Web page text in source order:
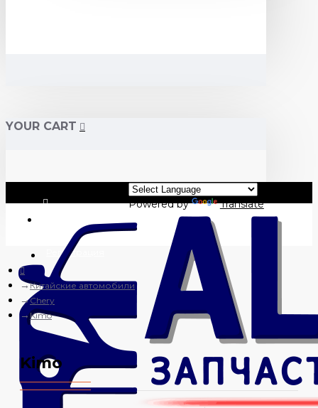
YOUR CART
Powered by Translate
Регистрация
Китайские автомобили
Chery
Kimo
Kimo